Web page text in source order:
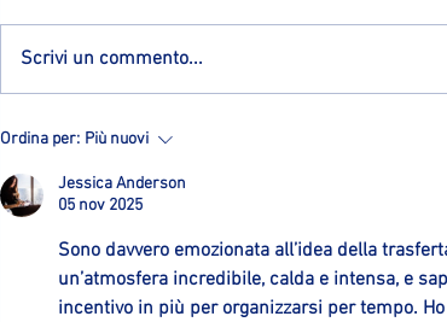
Altro ritorno ad Ozzano: ecco
Scrivi un commento...
Ordina per: Più nuovi
Jessica Anderson
05 nov 2025
Sono davvero emozionata all’idea della
un’atmosfera incredibile, calda e intensa, e
incentivo in più per organizzarsi per tempo.